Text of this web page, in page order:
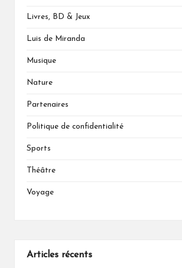
Livres, BD & Jeux
Luis de Miranda
Musique
Nature
Partenaires
Politique de confidentialité
Sports
Théâtre
Voyage
Articles récents